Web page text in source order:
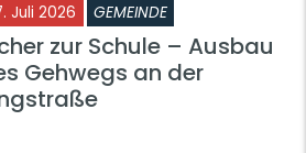
Juli 2026 GEMEINDE
zur Schule – Ausbau
Gehwegs an der